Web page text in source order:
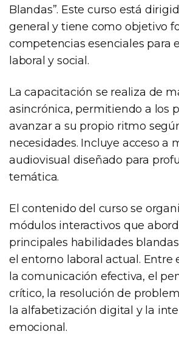
Blandas”. Este curso está
general y tiene como objetivo
competencias esenciales para
laboral y social.
La capacitación se realiza de
asincrónica, permitiendo a los
avanzar a su propio ritmo
necesidades. Incluye acceso a
audiovisual diseñado para
temática.
El contenido del curso se
módulos interactivos que
principales habilidades
el entorno laboral actual. Entre
la comunicación efectiva, el
crítico, la resolución de
la alfabetización digital y la
emocional.